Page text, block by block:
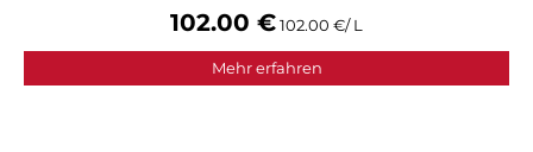
102.00 €102.00 €/ L
Mehr erfahren